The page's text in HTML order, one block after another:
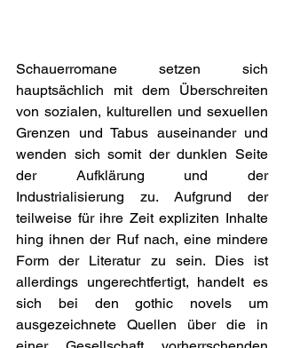
Schauerromane setzen sich
hauptsächlich mit dem Überschreiten
von sozialen, kulturellen und sexuellen
Grenzen und Tabus auseinander und
wenden sich somit der dunklen Seite
der Aufklärung und der
Industrialisierung zu. Aufgrund der
teilweise für ihre Zeit expliziten Inhalte
hing ihnen der Ruf nach, eine mindere
Form der Literatur zu sein. Dies ist
allerdings ungerechtfertigt, handelt es
sich bei den gothic novels um
ausgezeichnete Quellen über die in